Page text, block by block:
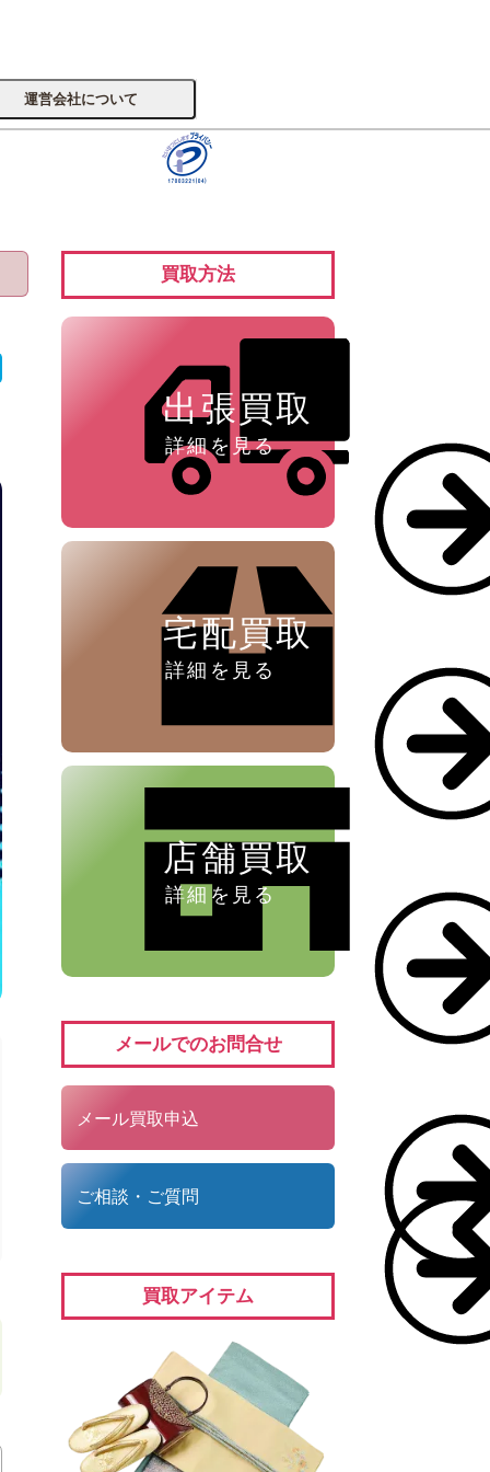
運営会社について
買取方法
出張買取
詳細を見る
宅配買取
詳細を見る
店舗買取
詳細を見る
メールでのお問合せ
メール買取申込
ご相談・ご質問
買取アイテム